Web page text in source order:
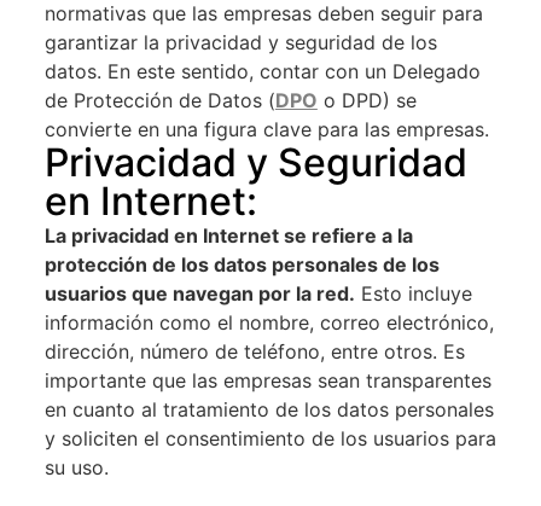
normativas que las empresas deben seguir para
garantizar la privacidad y seguridad de los
datos. En este sentido, contar con un Delegado
de Protección de Datos (DPO o DPD) se
convierte en una figura clave para las empresas.
Privacidad y Seguridad
en Internet:
La privacidad en Internet se refiere a la
protección de los datos personales de los
usuarios que navegan por la red. Esto incluye
información como el nombre, correo electrónico,
dirección, número de teléfono, entre otros. Es
importante que las empresas sean transparentes
en cuanto al tratamiento de los datos personales
y soliciten el consentimiento de los usuarios para
su uso.